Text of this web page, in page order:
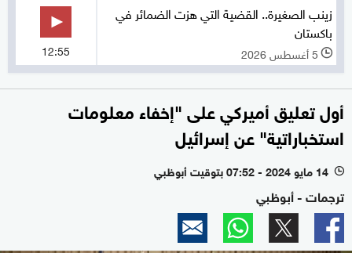
زينب الصغيرة.. القضية التي هزت الضمائر في
باكستان
l 5 أغسطس 2026 12:55
أول تعليق أميركي على "إخفاء معلومات
استخباراتية" عن إسرائيل
l 14 مايو 2024 - 07:52 بتوقيت أبوظبي
ترجمات - أبوظبي